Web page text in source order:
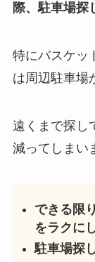
際、駐車場探
特にバスケッ
は周辺駐車場
遠くまで探し
減ってしまい
できる限
をラクに
駐車場探